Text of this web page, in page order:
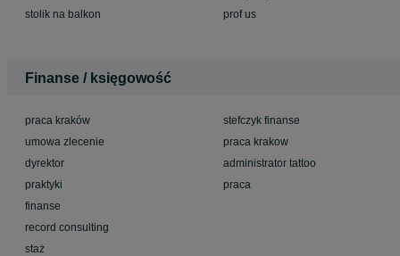
stolik na balkon
prof us
Finanse / księgowość
praca kraków
umowa zlecenie
dyrektor
praktyki
finanse
record consulting
staż
stefczyk finanse
praca krakow
administrator tattoo
praca